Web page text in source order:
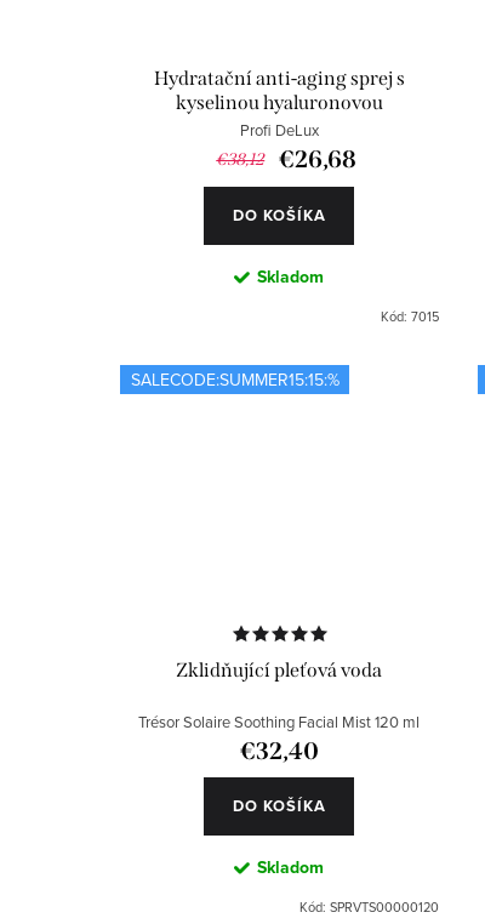
o
Hydratační anti-aging sprej s
kyselinou hyaluronovou
Profi DeLux
€38,12 €26,68
DO KOŠÍKA
Skladom
Kód: 7015
SALECODE:SUMMER15:15:%
Zklidňující pleťová voda
Trésor Solaire Soothing Facial Mist 120 ml
€32,40
DO KOŠÍKA
Skladom
Kód: SPRVTS00000120